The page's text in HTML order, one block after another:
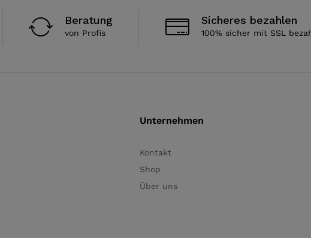
Beratung
von Profis
Sicheres bezahlen
100% sicher mit SSL
Unternehmen
Kontakt
Shop
Über uns